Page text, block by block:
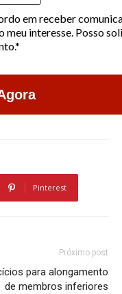
em receber
meu interesse. Posso
Pinterest
Próximo post
para alongamento
de membros inferiores